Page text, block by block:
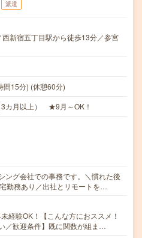
派遣
新宿五丁目駅から徒歩13分／参宮
間15分) (休憩60分)
3カ月以上） ★9月～OK！
ング会社での事務です。＼慣れた後
勤務あり／出社とリモートを…
経験OK！【こんな方におススメ！
／歓迎条件】既に関数が組ま…